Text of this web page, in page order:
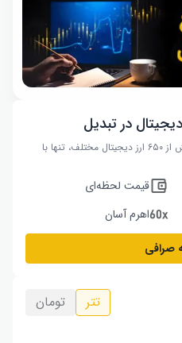
در تبدیل
فرصت کسب سود از خرید و فروش بیش از ۶۵۰ ارز دیجیتال مختلف، تنها با
قیمت لحظه‌ای
اهرم آسان
صرافی
تتر تومان